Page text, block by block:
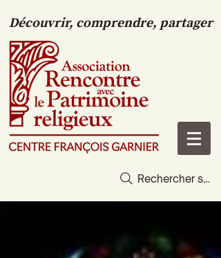
Découvrir, comprendre, partager
Rechercher sur